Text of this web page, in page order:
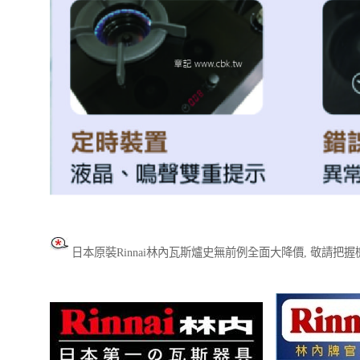
日本原裝Rinnai林內瓦斯爐史無前例全面大降價, 敬請把握